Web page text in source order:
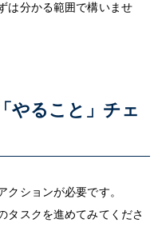
は分かる範囲で構いませ
やること」チェ
クションが必要です。
タスクを進めてみてくださ